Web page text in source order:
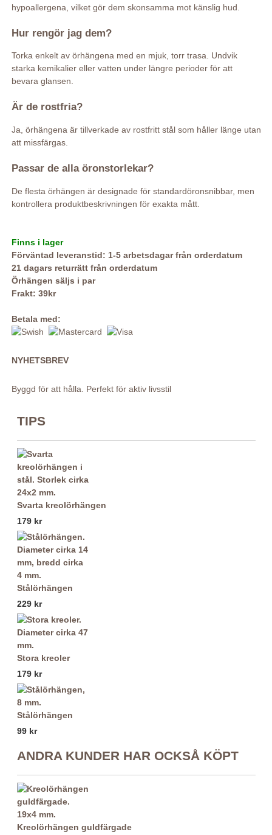
hypoallergena, vilket gör dem skonsamma mot känslig hud.
Hur rengör jag dem?
Torka enkelt av örhängena med en mjuk, torr trasa. Undvik
starka kemikalier eller vatten under längre perioder för att
bevara glansen.
Är de rostfria?
Ja, örhängena är tillverkade av rostfritt stål som håller länge utan
att missfärgas.
Passar de alla öronstorlekar?
De flesta örhängen är designade för standardöronsnibbar, men
kontrollera produktbeskrivningen för exakta mått.
Finns i lager
Förväntad leveranstid: 1-5 arbetsdagar från orderdatum
21 dagars returrätt från orderdatum
Örhängen säljs i par
Frakt: 39kr
Betala med:
NYHETSBREV
Byggd för att hålla. Perfekt för aktiv livsstil
TIPS
Svarta kreolörhängen
179 kr
Stålörhängen
229 kr
Stora kreoler
179 kr
Stålörhängen
99 kr
ANDRA KUNDER HAR OCKSÅ KÖPT
Kreolörhängen guldfärgade